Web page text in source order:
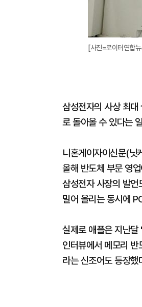
[사진=로이터연합
삼성전자의 사상 최
로 돌아올 수 있다는
니혼게이자이신문(
올해 반도체 부문 영
삼성전자 사장의 발언
밀어 올리는 동시에
실제로 애플은 지난
인터뷰에서 메모리 반
라는 신조어도 등장했